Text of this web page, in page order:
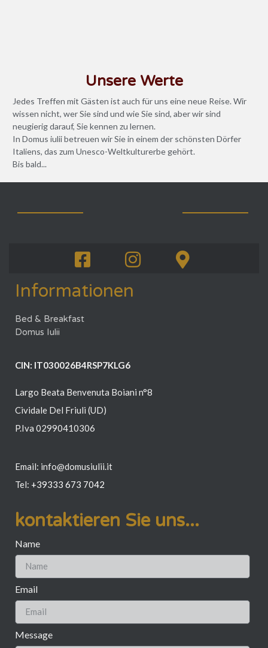
Unsere Werte
Jedes Treffen mit Gästen ist auch für uns eine neue Reise. Wir
wissen nicht, wer Sie sind und wie Sie sind, aber wir sind
neugierig darauf, Sie kennen zu lernen.
In Domus iulii betreuen wir Sie in einem der schönsten Dörfer
Italiens, das zum Unesco-Weltkulturerbe gehört.
Bis bald...
Informationen
Bed & Breakfast
Domus Iulii
CIN: IT030026B4RSP7KLG6
Largo Beata Benvenuta Boiani n°8
Cividale Del Friuli (UD)
P.Iva 02990410306
Email: info@domusiulii.it
Tel: +39333 673 7042
kontaktieren Sie uns...
Name
Email
Message